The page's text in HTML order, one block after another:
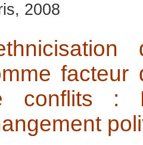
2008
facteur
conflits :